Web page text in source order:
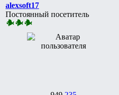
alexsoft17
Постоянный посетитель